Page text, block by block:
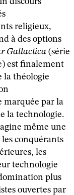
religieux,
à des options
Gallactica (série
est finalement
la théologie
marquée par la
la technologie.
même une
conquérants
les
technologie
plus
ouvertes par